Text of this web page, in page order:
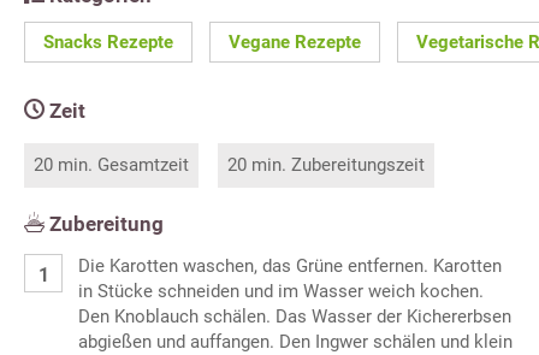
Snacks Rezepte Vegane Rezepte Vegetarische
Zeit
20 min. Gesamtzeit 20 min. Zubereitungszeit
Zubereitung
Die Karotten waschen, das Grüne entfernen. Karotten
in Stücke schneiden und im Wasser weich kochen.
Den Knoblauch schälen. Das Wasser der Kichererbsen
abgießen und auffangen. Den Ingwer schälen und klein